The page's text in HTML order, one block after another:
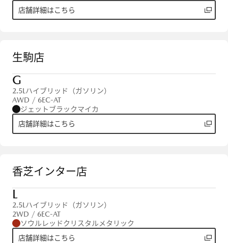
店舗詳細はこちら
生駒店
G
2.5Lハイブリッド（ガソリン）
AWD / 6EC-AT
ジェットブラックマイカ
店舗詳細はこちら
香芝インター店
L
2.5Lハイブリッド（ガソリン）
2WD / 6EC-AT
ソウルレッドクリスタルメタリック
店舗詳細はこちら